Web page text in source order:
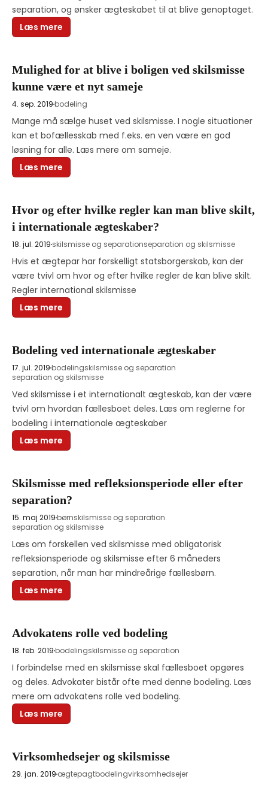
Læs mere
Mulighed for at blive i boligen ved skilsmisse
kunne være et nyt sameje
4. sep. 2019 bodeling
Mange må sælge huset ved skilsmisse. I nogle situationer
kan et bofællesskab med f.eks. en ven være en god
løsning for alle. Læs mere om sameje.
Læs mere
Hvor og efter hvilke regler kan man blive skilt,
i internationale ægteskaber?
18. jul. 2019 skilsmisse og separationseparation og skilsmisse
Hvis et ægtepar har forskelligt statsborgerskab, kan der
være tvivl om hvor og efter hvilke regler de kan blive skilt.
Regler international skilsmisse
Læs mere
Bodeling ved internationale ægteskaber
17. jul. 2019 bodelingskilsmisse og separation
separation og skilsmisse
Ved skilsmisse i et internationalt ægteskab, kan der være
tvivl om hvordan fællesboet deles. Læs om reglerne for
Læs mere
Skilsmisse med refleksionsperiode eller efter
separation?
15. maj 2019 børnskilsmisse og separation
separation og skilsmisse
Læs om forskellen ved skilsmisse med obligatorisk
refleksionsperiode og skilsmisse efter 6 måneders
separation, når man har mindreårige fællesbørn.
Læs mere
Advokatens rolle ved bodeling
18. feb. 2019 bodelingskilsmisse og separation
I forbindelse med en skilsmisse skal fællesboet opgøres
og deles. Advokater bistår ofte med denne bodeling. Læs
mere om advokatens rolle ved bodeling.
Læs mere
Virksomhedsejer og skilsmisse
29. jan. 2019 ægtepagtbodelingvirksomhedsejer